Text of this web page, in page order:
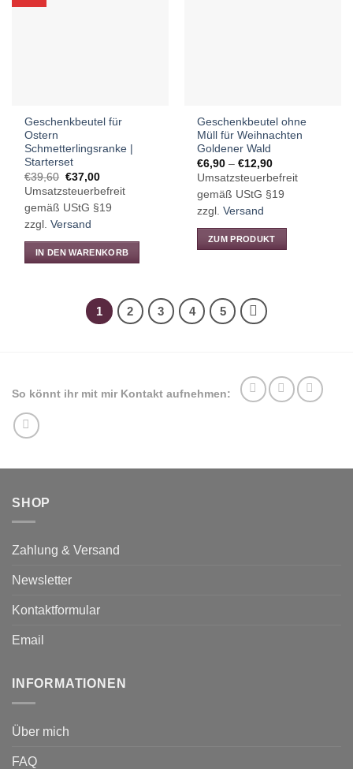
auf.
gewählt
werden
Geschenkbeutel für
Ostern
Schmetterlingsranke |
Starterset
€39,60 Ursprünglicher
Preis
war:
€39,60
€37,00Aktueller
Preis
ist:
€37,00.
Umsatzsteuerbefreit
gemäß UStG §19
zzgl.Versand
IN DEN WARENKORB
Geschenkbeutel ohne
Müll für Weihnachten
Goldener Wald
€6,90 –€12,90Preisspanne:
€6,90
bis
€12,90
Umsatzsteuerbefreit
gemäß UStG §19
zzgl.Versand
ZUM PRODUKT
mehrere
Varianten
können
1 2 3 4 5
So könnt ihr mit mir Kontakt aufnehmen:
SHOP
Zahlung & Versand
Newsletter
Kontaktformular
Email
INFORMATIONEN
Über mich
FAQ